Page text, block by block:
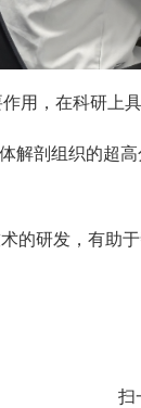
，在科研上具
剖组织的超高
研发，有助于
扫